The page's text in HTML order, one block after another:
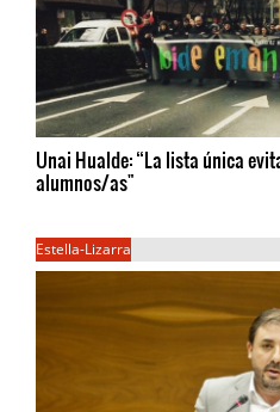
Unai Hualde: “La lista única
alumnos/as"
Estella-Lizarra